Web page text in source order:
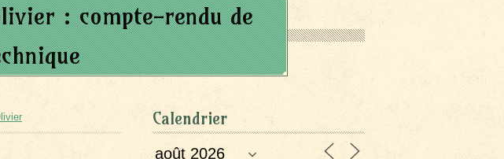
: compte-rendu de
Calendrier